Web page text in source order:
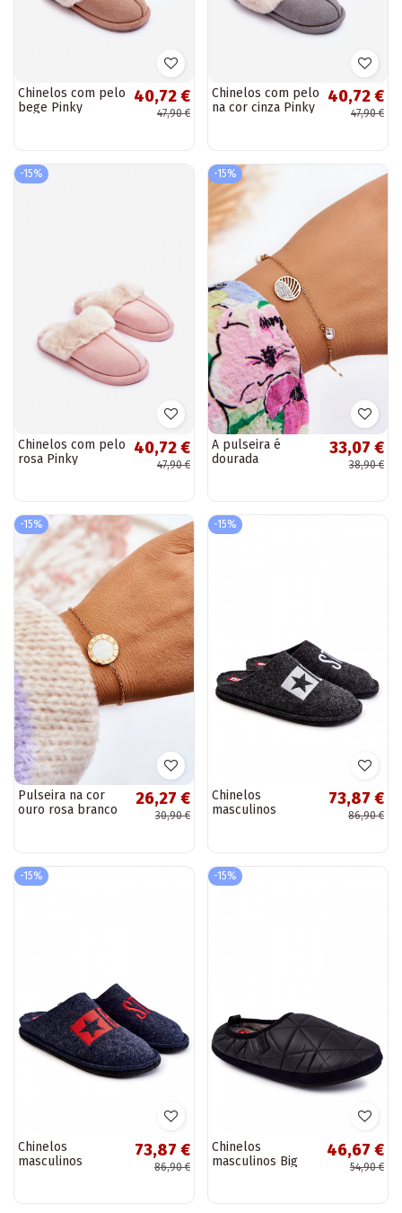
Chinelos com pelo
bege Pinky
40,72 €
47,90 €
Chinelos com pelo
na cor cinza Pinky
40,72 €
47,90 €
-15%
Chinelos com pelo
rosa Pinky
40,72 €
47,90 €
-15%
A pulseira é
dourada
33,07 €
38,90 €
-15%
Pulseira na cor
ouro rosa branco
26,27 €
30,90 €
-15%
Chinelos
masculinos
73,87 €
86,90 €
-15%
Chinelos
masculinos
73,87 €
86,90 €
-15%
Chinelos
masculinos Big
46,67 €
54,90 €